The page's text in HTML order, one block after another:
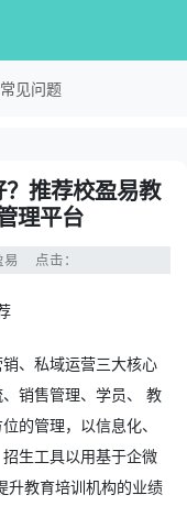
见问题
？推荐校盈易教
理平台
易 点击：
、私域运营三大核心
销售管理、学员、 教
的管理，以信息化、
生工具以用基于企微
升教育培训机构的业绩